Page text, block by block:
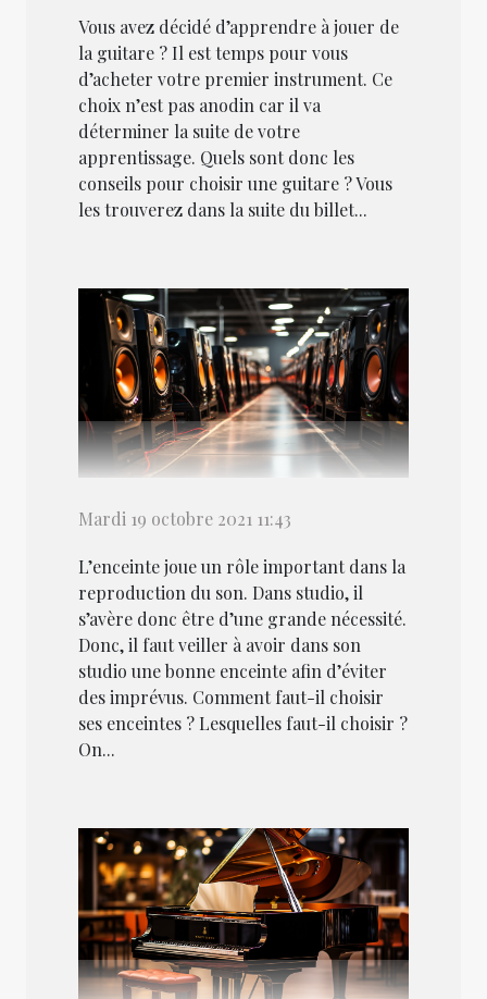
Vous avez décidé d’apprendre à jouer de
la guitare ? Il est temps pour vous
d’acheter votre premier instrument. Ce
choix n’est pas anodin car il va
déterminer la suite de votre
apprentissage. Quels sont donc les
conseils pour choisir une guitare ? Vous
les trouverez dans la suite du billet...
Mardi 19 octobre 2021 11:43
L’enceinte joue un rôle important dans la
reproduction du son. Dans studio, il
s’avère donc être d’une grande nécessité.
Donc, il faut veiller à avoir dans son
studio une bonne enceinte afin d’éviter
des imprévus. Comment faut-il choisir
ses enceintes ? Lesquelles faut-il choisir ?
On...